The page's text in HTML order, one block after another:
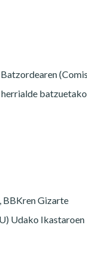
batzuetako
BBKren Gizarte
Udako Ikastaroen